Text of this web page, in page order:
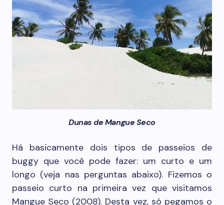
Dunas de Mangue Seco
Há basicamente dois tipos de passeios de
buggy que você pode fazer: um curto e um
longo (veja nas perguntas abaixo). Fizemos o
passeio curto na primeira vez que visitamos
Mangue Seco (2008). Desta vez, só pegamos o